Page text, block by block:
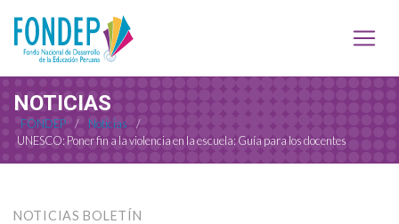
NOTICIAS
FONDEP / Noticias
/
UNESCO: Poner fin a la violencia en la escuela: Guía para los docentes
NOTICIAS BOLETÍN